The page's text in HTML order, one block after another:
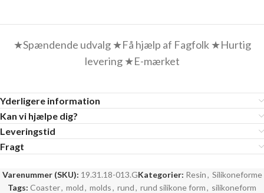
★Spændende udvalg ★Få hjælp af Fagfolk ★Hurtig
levering ★E-mærket
Yderligere information
Kan vi hjælpe dig?
Leveringstid
Fragt
Varenummer (SKU): 19.31.18-013.GKategorier: Resin, Silikoneforme
Tags: Coaster, mold, molds, rund, rund silikone form, silikoneform